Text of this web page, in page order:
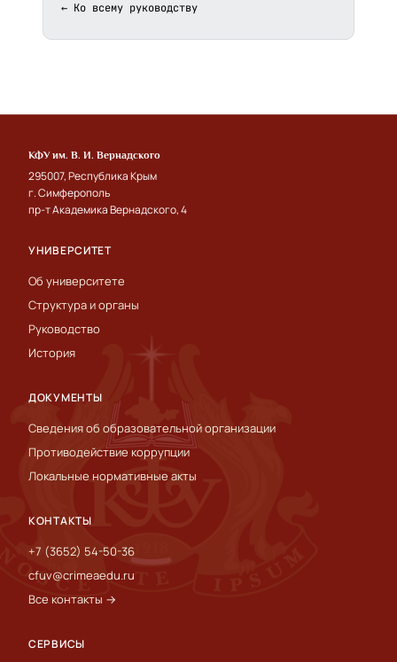
← Ко всему руководству
КФУ им. В. И. Вернадского
295007, Республика Крым
г. Симферополь
пр-т Академика Вернадского, 4
УНИВЕРСИТЕТ
Об университете
Структура и органы
Руководство
История
ДОКУМЕНТЫ
Сведения об образовательной организации
Противодействие коррупции
Локальные нормативные акты
КОНТАКТЫ
+7 (3652) 54-50-36
cfuv@crimeaedu.ru
Все контакты →
СЕРВИСЫ